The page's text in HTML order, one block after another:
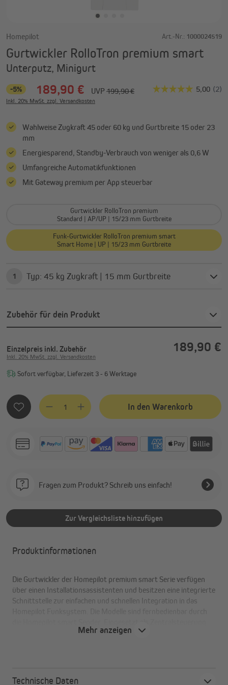
Homepilot Art.-Nr.: 1000024519
Gurtwickler RolloTron premium smart
Unterputz, Minigurt
-5% 189,90 € UVP 199,90 €
Inkl. 20% MwSt. zzgl. Versandkosten
Wahlweise Zugkraft 45 oder 60 kg und Gurtbreite 15 oder 23
mm
Energiesparend, Standby-Verbrauch von weniger als 0,6 W
Umfangreiche Automatikfunktionen
Mit Gateway premium per App steuerbar
Gurtwickler RolloTron premium
Standard | AP/UP | 15/23 mm Gurtbreite
Funk-Gurtwickler RolloTron premium smart
Smart Home | UP | 15/23 mm Gurtbreite
1 Typ: 45 kg Zugkraft | 15 mm Gurtbreite
Zubehör für dein Produkt
Einzelpreis inkl. Zubehör 189,90 €
Inkl. 20% MwSt. zzgl. Versandkosten
Sofort verfügbar, Lieferzeit 3 - 6 Werktage
Produkt Anzahl: Gib den gewünschten Wert ein oder
In den Warenkorb
Fragen zum Produkt? Schreib uns einfach!
Zur Vergleichsliste hinzufügen
Produktinformationen
Die Gurtwickler der Homepilot premium smart Serie verfügen
über einen Installationsassistenten und besitzen eine integrierte
Schnittstelle zur einfachen und schnellen Integration in das
können sie automatische Befehle an die angemeldeten
Mehr anzeigen
Technische Daten